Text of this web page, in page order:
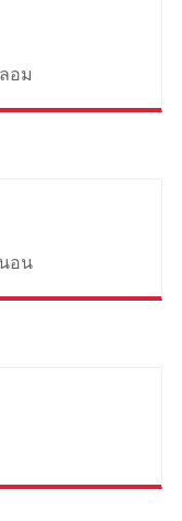
อม
อน